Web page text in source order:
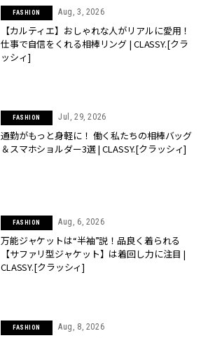
FASHION Aug, 3, 2026
【カルティエ】おしゃれな人がリアルに愛用！
仕事で自信をくれる相棒リング | CLASSY.[クラ
ッシィ]
FASHION Jul, 29, 2026
通勤がもっと身軽に！ 働く私たちの相棒バッグ
＆スマホショルダー3選 | CLASSY.[クラッシィ]
FASHION Aug, 6, 2026
万能ジャケットは“半袖”説！品良く着られる
【サファリ型ジャケット】は着回し力に注目 |
CLASSY.[クラッシィ]
FASHION Aug, 8, 2026